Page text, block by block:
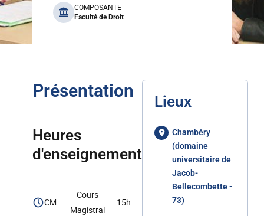
benefits
COMPOSANTE
Faculté de Droit
Présentation
Heures
d'enseignement
CM
Cours
Magistral
15h
Lieux
Chambéry
(domaine
universitaire de
Jacob-
Bellecombette -
73)